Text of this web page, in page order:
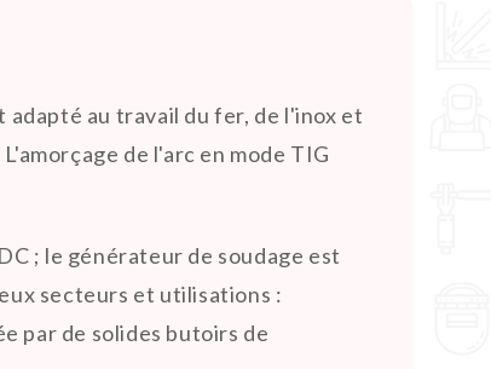
au travail du fer, de l'inox et
de l'arc en mode TIG
; le générateur de soudage est
secteurs et utilisations :
par de solides butoirs de